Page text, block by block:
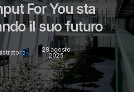
For You sta
il suo futuro
28 agosto
2025